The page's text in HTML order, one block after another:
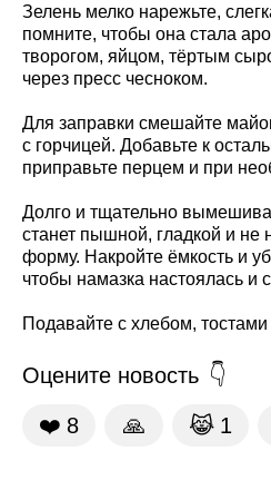
Зелень мелко нарежьте,
помните, чтобы она стала
творогом, яйцом, тёртым
через пресс чесноком.
Для заправки смешайте
с горчицей. Добавьте к
приправьте перцем и при
Долго и тщательно
станет пышной, гладкой и не
форму. Накройте ёмкость и
чтобы намазка настоялась и
Подавайте с хлебом,
Оцените новость
❤️ 8 🙏 😹 1